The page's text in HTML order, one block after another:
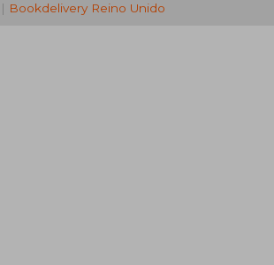
| Bookdelivery Reino Unido